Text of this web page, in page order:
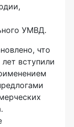
УМВД.
что
вступили